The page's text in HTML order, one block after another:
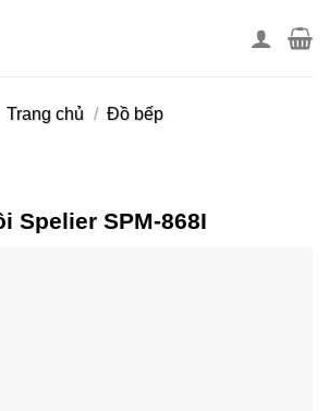
Trang chủ / Đồ bếp
Spelier SPM-868I